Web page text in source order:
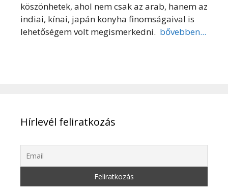
köszönhetek, ahol nem csak az arab, hanem az
indiai, kínai, japán konyha finomságaival is
lehetőségem volt megismerkedni. bővebben...
Hírlevél feliratkozás